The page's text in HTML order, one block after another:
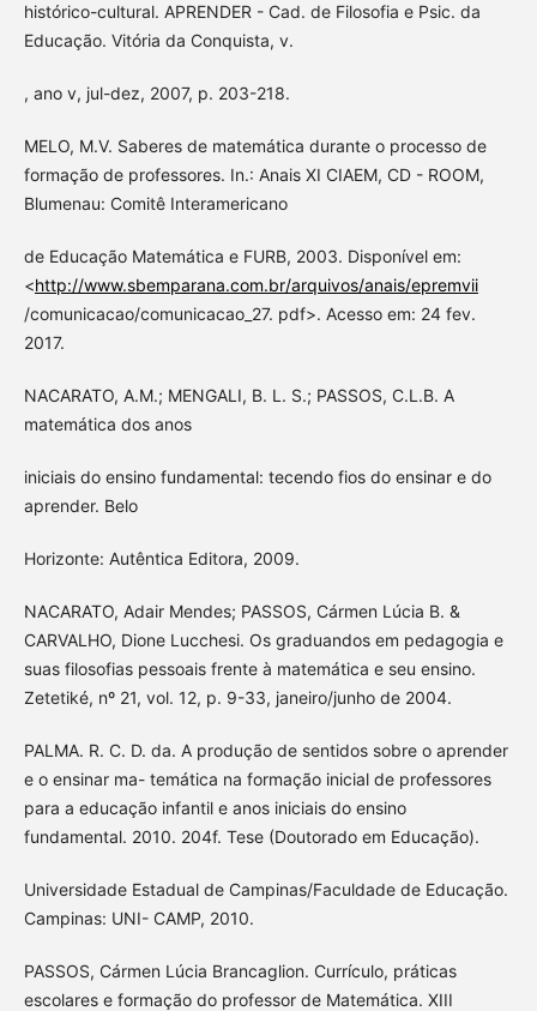
histórico-cultural. APRENDER - Cad. de Filosofia e Psic. da
Educação. Vitória da Conquista, v.
, ano v, jul-dez, 2007, p. 203-218.
MELO, M.V. Saberes de matemática durante o processo de
formação de professores. In.: Anais XI CIAEM, CD - ROOM,
Blumenau: Comitê Interamericano
de Educação Matemática e FURB, 2003. Disponível em:
<http://www.sbemparana.com.br/arquivos/anais/epremvii
/comunicacao/comunicacao_27. pdf>. Acesso em: 24 fev.
2017.
NACARATO, A.M.; MENGALI, B. L. S.; PASSOS, C.L.B. A
matemática dos anos
iniciais do ensino fundamental: tecendo fios do ensinar e do
aprender. Belo
Horizonte: Autêntica Editora, 2009.
NACARATO, Adair Mendes; PASSOS, Cármen Lúcia B. &
CARVALHO, Dione Lucchesi. Os graduandos em pedagogia e
suas filosofias pessoais frente à matemática e seu ensino.
Zetetiké, nº 21, vol. 12, p. 9-33, janeiro/junho de 2004.
PALMA. R. C. D. da. A produção de sentidos sobre o aprender
e o ensinar ma- temática na formação inicial de professores
para a educação infantil e anos iniciais do ensino
fundamental. 2010. 204f. Tese (Doutorado em Educação).
Universidade Estadual de Campinas/Faculdade de Educação.
Campinas: UNI- CAMP, 2010.
PASSOS, Cármen Lúcia Brancaglion. Currículo, práticas
escolares e formação do professor de Matemática. XIII